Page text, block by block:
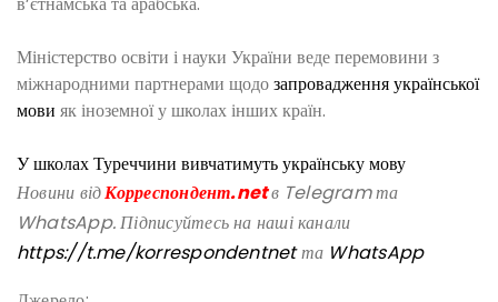
Міністерство освіти і науки України веде перемовини з
міжнародними партнерами щодозапровадження української
мови як іноземної у школах інших країн.
У школах Туреччини вивчатимуть українську мову
Новини відКорреспондент.netв Telegram та
WhatsApp. Підписуйтесь на наші канали
https://t.me/korrespondentnetта WhatsApp